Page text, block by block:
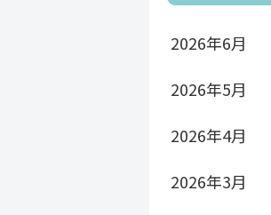
2026年6月
2026年5月
2026年4月
2026年3月